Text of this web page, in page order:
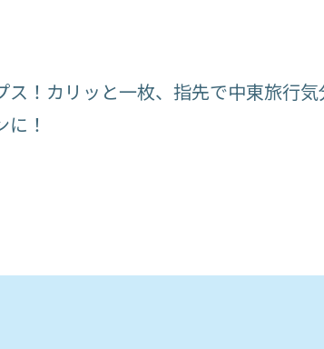
！カリッと一枚、指先で中東旅行
！